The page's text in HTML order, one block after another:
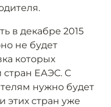
в декабре 2015
не будет
которых
стран ЕАЭС. С
нужно будет
этих стран уже